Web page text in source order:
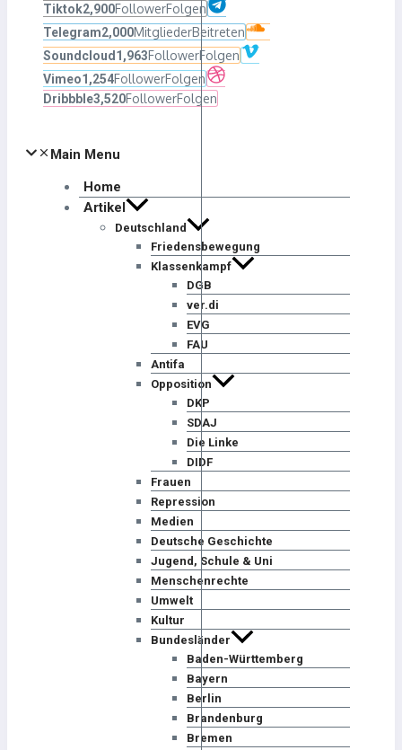
Tiktok2,900FollowerFolgen
Telegram2,000MitgliederBeitreten
Soundcloud 1,963FollowerFolgen
Vimeo1,254FollowerFolgen
Dribbble3,520FollowerFolgen
Main Menu
Home
Artikel
Deutschland
Friedensbewegung
Klassenkampf
DGB
ver.di
EVG
FAU
Antifa
Opposition
DKP
SDAJ
Die Linke
DIDF
Frauen
Repression
Medien
Deutsche Geschichte
Jugend, Schule & Uni
Menschenrechte
Umwelt
Kultur
Bundesländer
Baden-Württemberg
Bayern
Berlin
Brandenburg
Bremen